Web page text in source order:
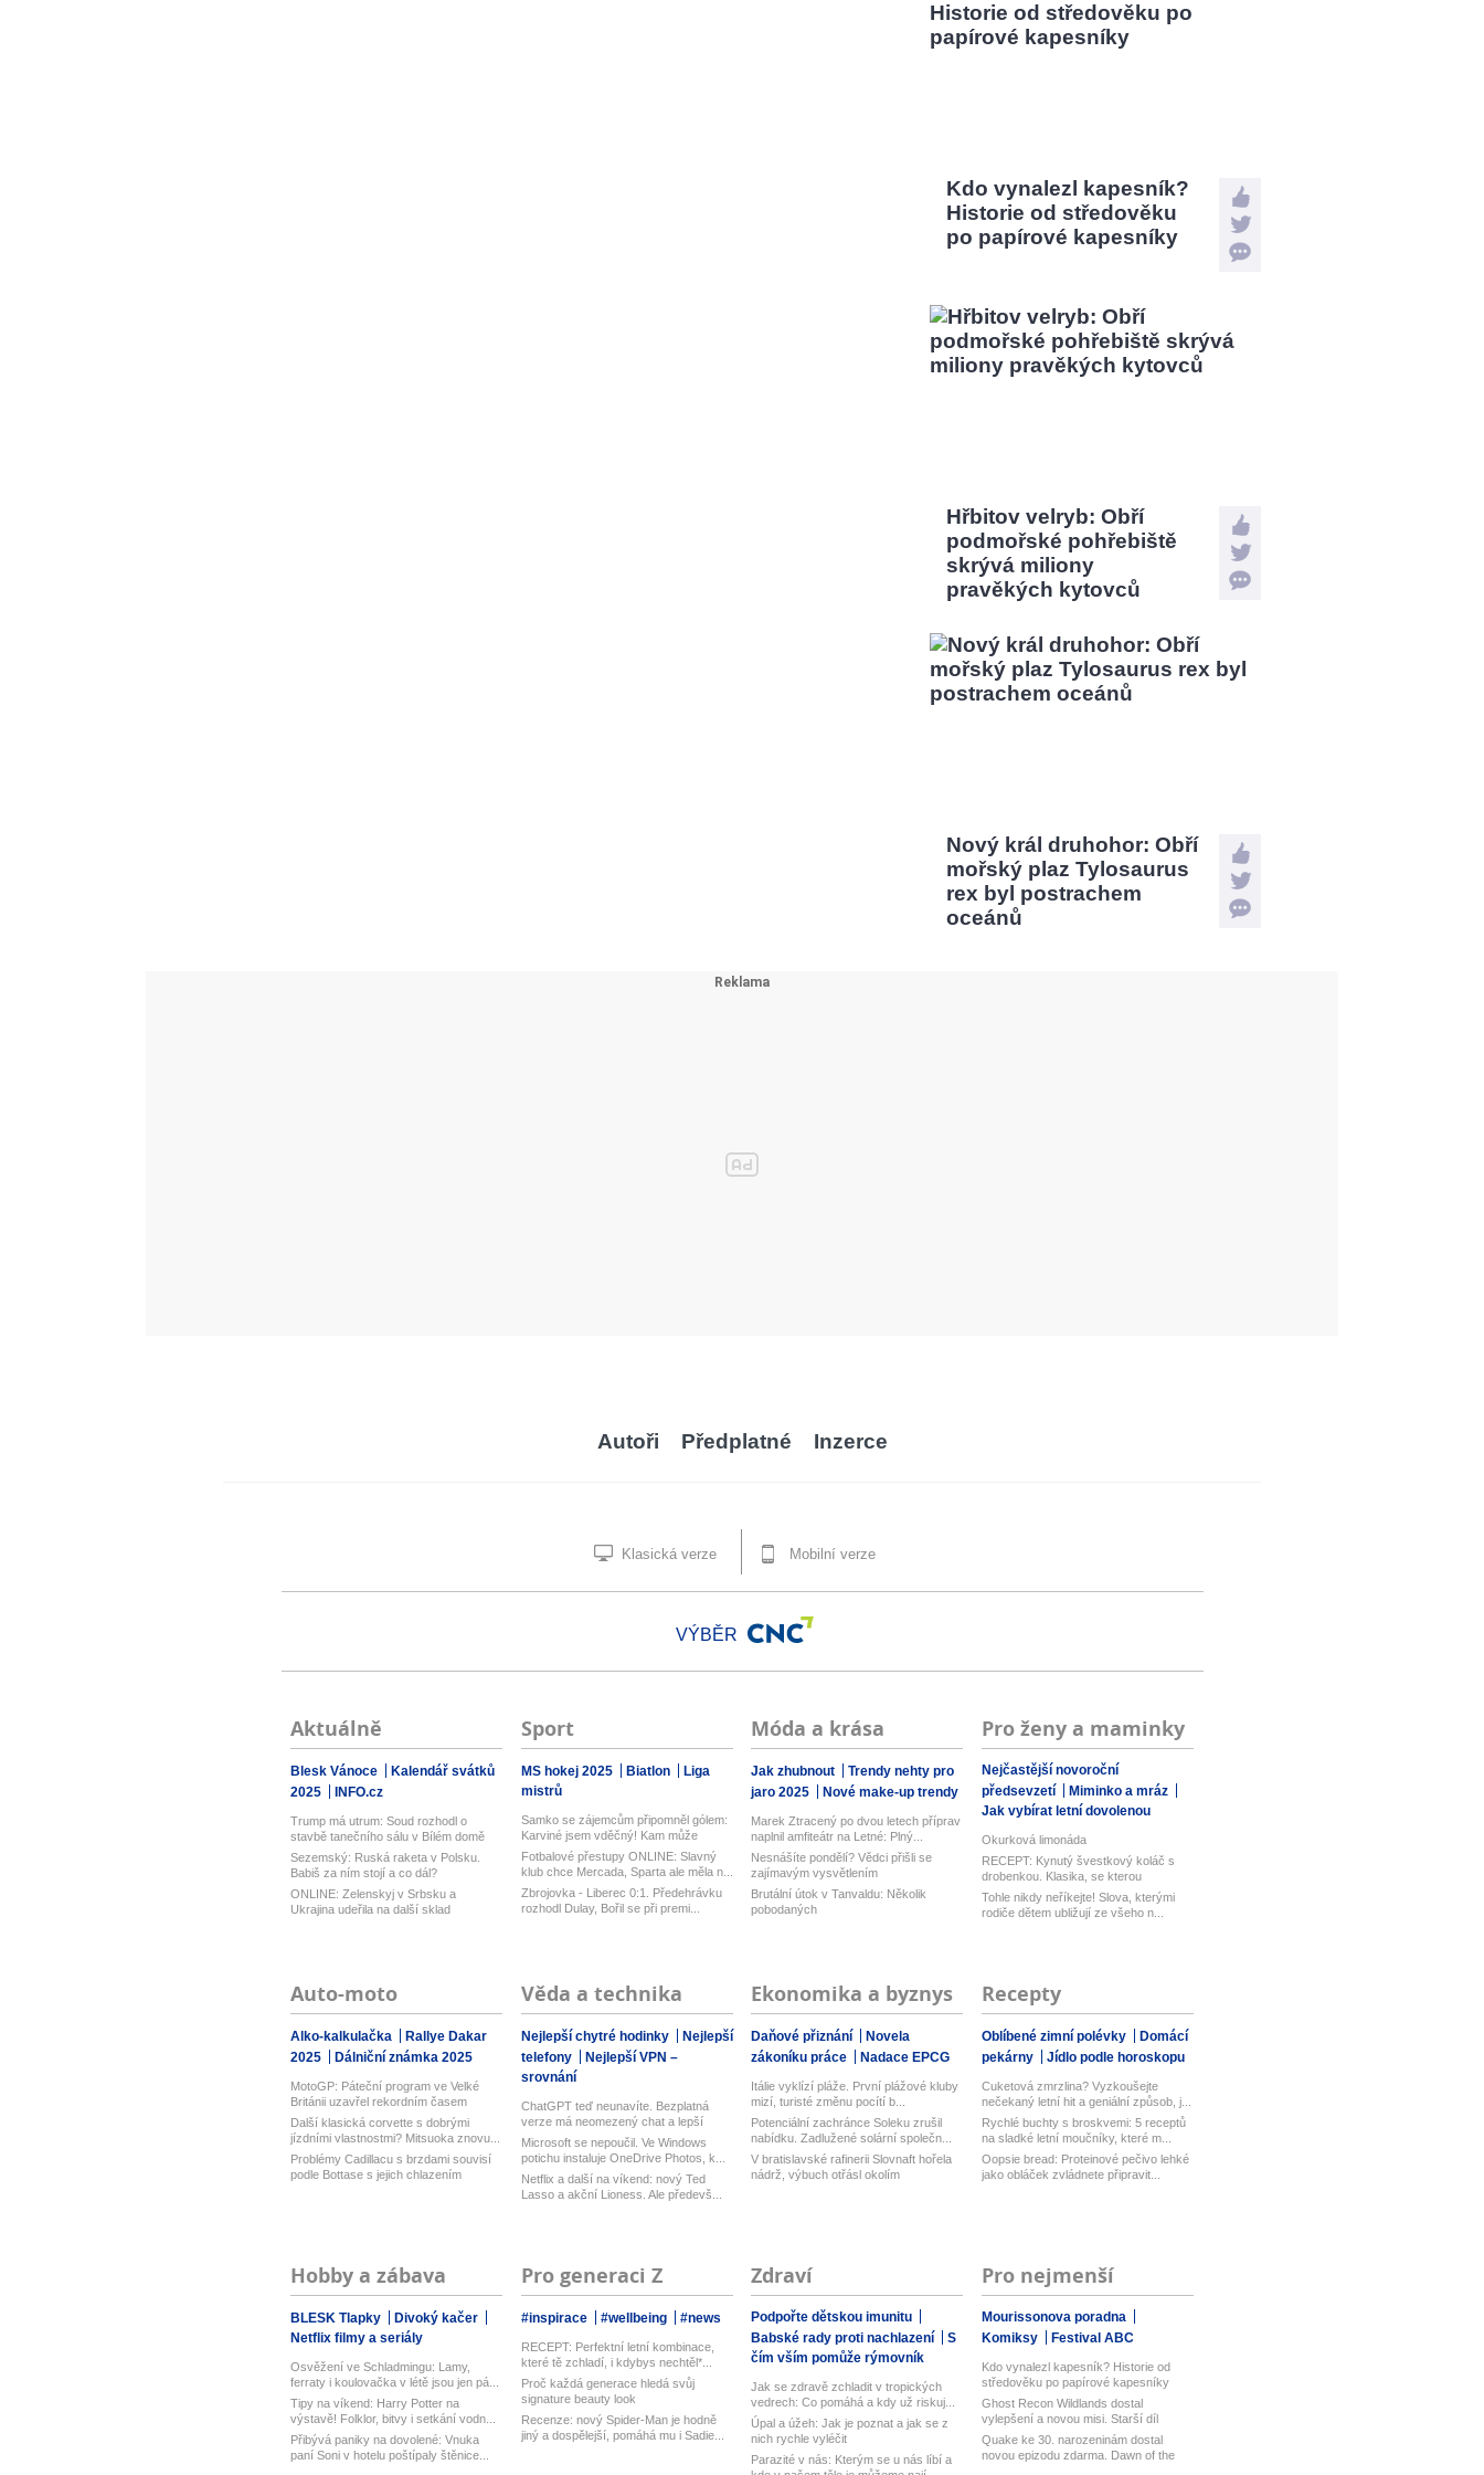
Kdo vynalezl kapesník?
Historie od středověku
po papírové kapesníky
Hřbitov velryb: Obří
podmořské pohřebiště
skrývá miliony
pravěkých kytovců
Nový král druhohor: Obří
mořský plaz Tylosaurus
rex byl postrachem
oceánů
Autoři Předplatné Inzerce
Klasická verze Mobilní verze
VÝBĚR
Aktuálně
Blesk Vánoce
Kalendář svátků
2025
INFO.cz
Trump má utrum: Soud rozhodl o
stavbě tanečního sálu v Bílém domě
Sezemský: Ruská raketa v Polsku.
Babiš za ním stojí a co dál?
ONLINE: Zelenskyj v Srbsku a
Ukrajina udeřila na další sklad
Sport
MS hokej 2025 Biatlon
Liga
mistrů
Samko se zájemcům připomněl gólem:
Karviné jsem vděčný! Kam může
odejí...
Fotbalové přestupy ONLINE: Slavný
klub chce Mercada, Sparta ale měla n...
Zbrojovka - Liberec 0:1. Předehrávku
rozhodl Dulay, Bořil se při premi...
Móda a krása
Jak zhubnout
Trendy nehty pro
jaro 2025
Nové make-up trendy
Marek Ztracený po dvou letech příprav
naplnil amfiteátr na Letné: Plný...
Nesnášíte pondělí? Vědci přišli se
zajímavým vysvětlením
Brutální útok v Tanvaldu: Několik
pobodaných
Pro ženy a maminky
Nejčastější novoroční
předsevzetí
Miminko a mráz
Jak vybírat letní dovolenou
Okurková limonáda
RECEPT: Kynutý švestkový koláč s
drobenkou. Klasika, se kterou
zaboduj...
Tohle nikdy neříkejte! Slova, kterými
rodiče dětem ubližují ze všeho n...
Auto-moto
Alko-kalkulačka
Rallye Dakar
2025
Dálniční známka 2025
MotoGP: Páteční program ve Velké
Británii uzavřel rekordním časem
Bezz...
Další klasická corvette s dobrými
jízdními vlastnostmi? Mitsuoka znovu...
Problémy Cadillacu s brzdami souvisí
podle Bottase s jejich chlazením
Věda a technika
Nejlepší chytré hodinky
Nejlepší
telefony
Nejlepší VPN –
srovnání
ChatGPT teď neunavíte. Bezplatná
verze má neomezený chat a lepší
model...
Microsoft se nepoučil. Ve Windows
potichu instaluje OneDrive Photos, k...
Netflix a další na víkend: nový Ted
Lasso a akční Lioness. Ale předevš...
Ekonomika a byznys
Daňové přiznání
Novela
zákoníku práce
Nadace EPCG
Itálie vyklízí pláže. První plážové kluby
mizí, turisté změnu pocítí b...
Potenciální zachránce Soleku zrušil
nabídku. Zadlužené solární společn...
V bratislavské rafinerii Slovnaft hořela
nádrž, výbuch otřásl okolím
Recepty
Oblíbené zimní polévky
Domácí
pekárny
Jídlo podle horoskopu
Cuketová zmrzlina? Vyzkoušejte
nečekaný letní hit a geniální způsob, j...
Rychlé buchty s broskvemi: 5 receptů
na sladké letní moučníky, které m...
Oopsie bread: Proteinové pečivo lehké
jako obláček zvládnete připravit...
Hobby a zábava
BLESK Tlapky
Divoký kačer
Netflix filmy a seriály
Osvěžení ve Schladmingu: Lamy,
ferraty i koulovačka v létě jsou jen pá...
Tipy na víkend: Harry Potter na
výstavě! Folklor, bitvy i setkání vodn...
Přibývá paniky na dovolené: Vnuka
paní Soni v hotelu poštípaly štěnice...
Pro generaci Z
#inspirace #wellbeing #news
RECEPT: Perfektní letní kombinace,
které tě zchladí, i kdybys nechtěl*...
Proč každá generace hledá svůj
signature beauty look
Recenze: nový Spider-Man je hodně
jiný a dospělejší, pomáhá mu i Sadie...
Zdraví
Podpořte dětskou imunitu
Babské rady proti nachlazení
S
čím vším pomůže rýmovník
Jak se zdravě zchladit v tropických
vedrech: Co pomáhá a kdy už riskuj...
Úpal a úžeh: Jak je poznat a jak se z
nich rychle vyléčit
Parazité v nás: Kterým se u nás líbí a
Pro nejmenší
Mourissonova poradna
Komiksy
Festival ABC
Kdo vynalezl kapesník? Historie od
středověku po papírové kapesníky
Ghost Recon Wildlands dostal
vylepšení a novou misi. Starší díl
Ubisof...
Quake ke 30. narozeninám dostal
novou epizodu zdarma. Dawn of the